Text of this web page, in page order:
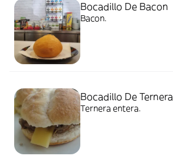
Bocadillo De Bacon
Bacon.
Bocadillo De Ternera
Ternera entera.